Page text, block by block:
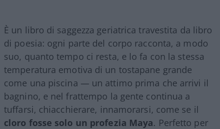
È un libro di saggezza geriatrica travestita da libro
di poesia: ogni parte del corpo racconta, a modo
suo, quanto tempo ci resta, e lo fa con la stessa
temperatura emotiva di un tostapane grande
come una piscina — un attimo prima che arrivi il
bagnino, e nel frattempo la gente continua a
tuffarsi, chiacchierare, innamorarsi, come se il
cloro fosse solo un profezia Maya. Perfetto per